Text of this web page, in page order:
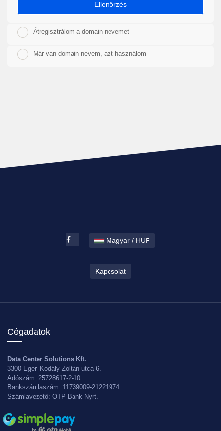
Ellenőrzés
Átregisztrálom a domain nevemet
Már van domain nevem, azt használom
Magyar / HUF
Kapcsolat
Cégadatok
Data Center Solutions Kft.
3300 Eger, Kodály Zoltán utca 6.
Adószám: 25728617-2-10
Bankszámlaszám: 11739009-21221974
Számlavezető: OTP Bank Nyrt.